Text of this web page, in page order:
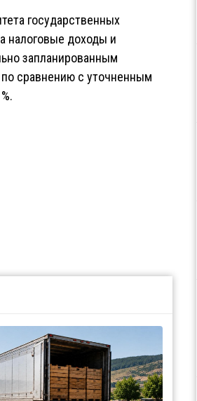
государственных
налоговые доходы и
запланированным
сравнению с уточненным